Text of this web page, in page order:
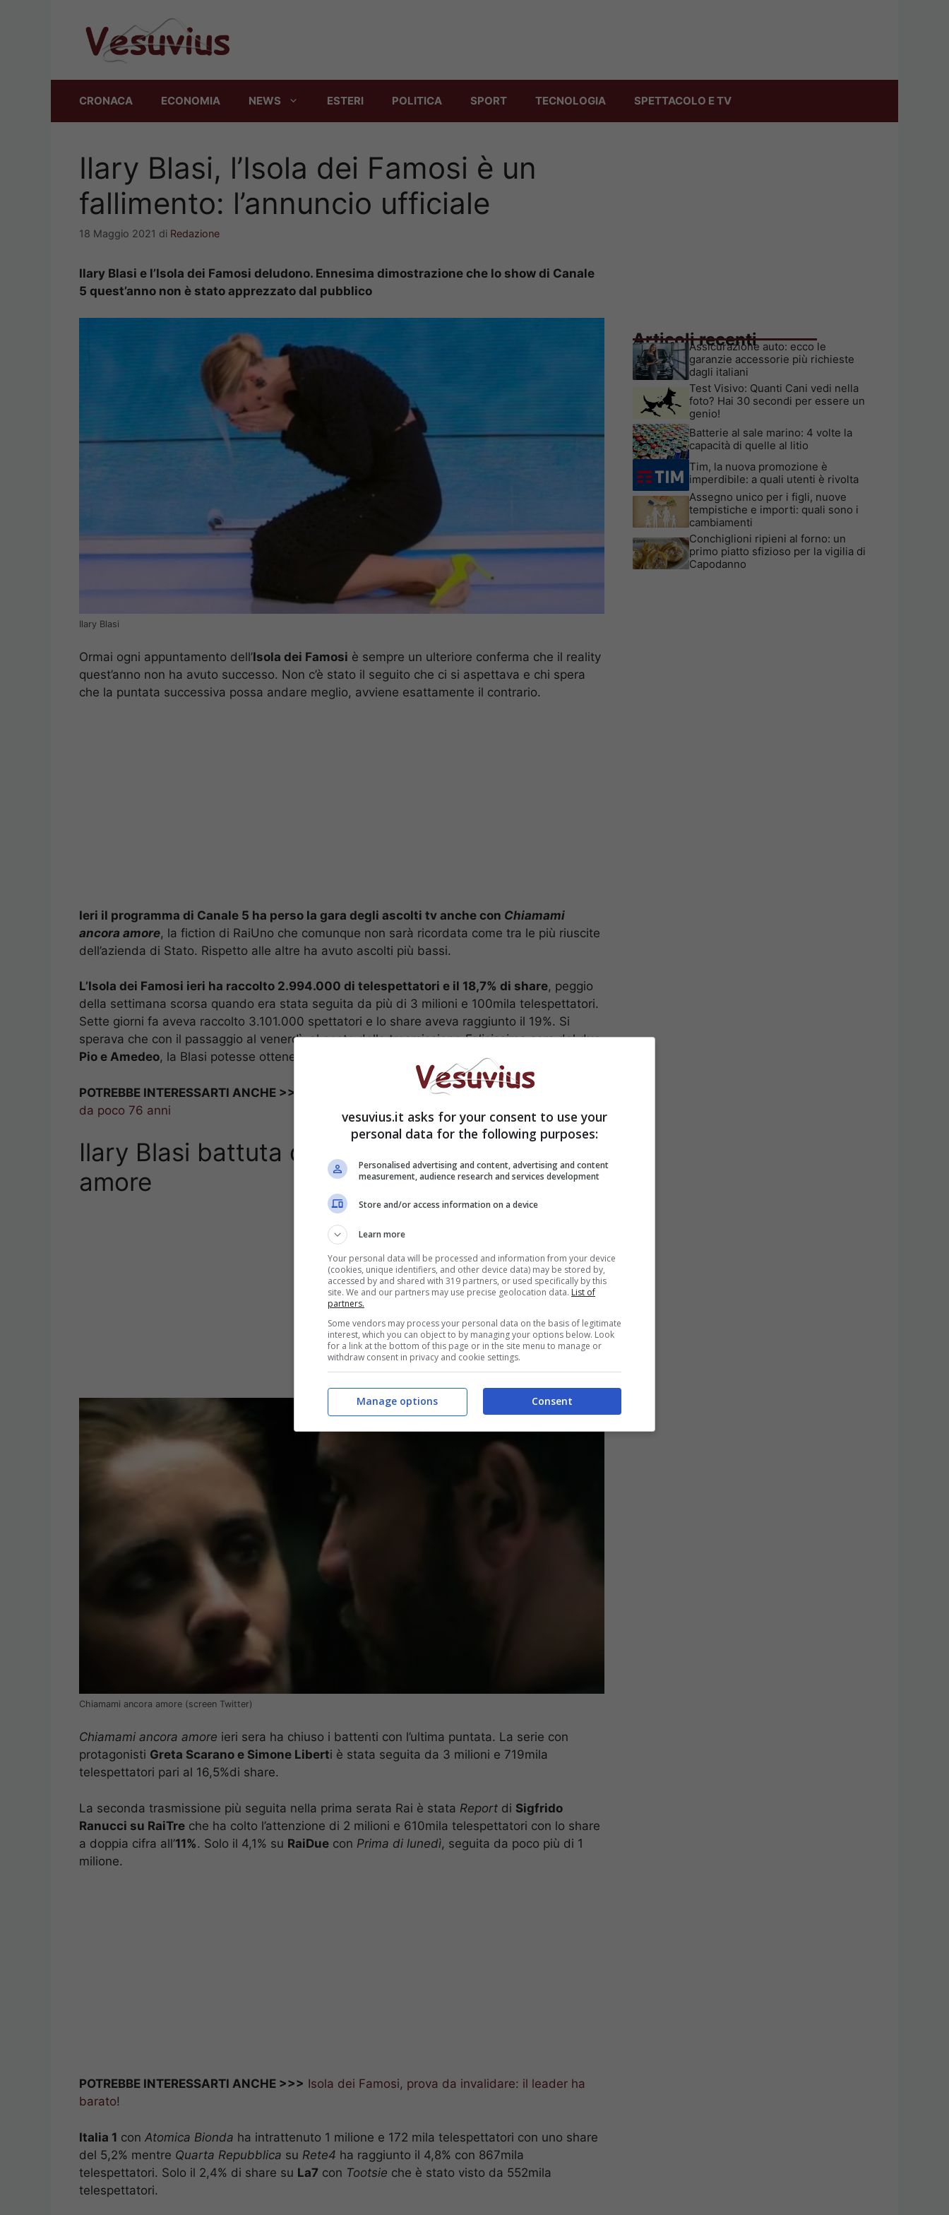
CRONACA ECONOMIA NEWS ESTERI POLITICA SPORT TECNOLOGIA SPETTACOLO E TV
Ilary Blasi, l’Isola dei Famosi è un
fallimento: l’annuncio ufficiale
18 Maggio 2021 di Redazione
Ilary Blasi e l’Isola dei Famosi deludono. Ennesima dimostrazione che lo show di Canale
5 quest’anno non è stato apprezzato dal pubblico
Ilary Blasi
Ormai ogni appuntamento dell’Isola dei Famosi è sempre un ulteriore conferma che il reality
quest’anno non ha avuto successo. Non c’è stato il seguito che ci si aspettava e chi spera
che la puntata successiva possa andare meglio, avviene esattamente il contrario.
Ieri il programma di Canale 5 ha perso la gara degli ascolti tv anche con Chiamami
ancora amore, la fiction di RaiUno che comunque non sarà ricordata come tra le più riuscite
dell’azienda di Stato. Rispetto alle altre ha avuto ascolti più bassi.
L’Isola dei Famosi ieri ha raccolto 2.994.000 di telespettatori e il 18,7% di share, peggio
della settimana scorsa quando era stata seguita da più di 3 milioni e 100mila telespettatori.
Sette giorni fa aveva raccolto 3.101.000 spettatori e lo share aveva raggiunto il 19%. Si
sperava che con il passaggio al venerdì, al posto della trasmissioneFelicissima seradel duo
Pio e Amedeo, la Blasi potesse ottenere qualche risultato in più ma così non è stato.
POTREBBE INTERESSARTI ANCHE >>>
Morto Franco Battiato, il Maestro aveva compiuto
da poco 76 anni
Ilary Blasi battuta da Chiamami ancora
amore
Chiamami ancora amore (screen Twitter)
Chiamami ancora amore ieri sera ha chiuso i battenti con l’ultima puntata. La serie con
protagonisti Greta Scarano e Simone Liberti è stata seguita da 3 milioni e 719mila
telespettatori pari al 16,5%di share.
La seconda trasmissione più seguita nella prima serata Rai è stata Report di Sigfrido
Ranucci su RaiTre che ha colto l’attenzione di 2 milioni e 610mila telespettatori con lo share
a doppia cifra all’11%. Solo il 4,1% su RaiDue con Prima di lunedì, seguita da poco più di 1
milione.
POTREBBE INTERESSARTI ANCHE >>> Isola dei Famosi, prova da invalidare: il leader ha
barato!
Italia 1 con Atomica Bionda ha intrattenuto 1 milione e 172 mila telespettatori con uno share
del 5,2% mentre Quarta Repubblica su Rete4 ha raggiunto il 4,8% con 867mila
telespettatori. Solo il 2,4% di share su La7 con Tootsie che è stato visto da 552mila
telespettatori.
Articoli recenti
Assicurazione auto: ecco le
garanzie accessorie più richieste
dagli italiani
Test Visivo: Quanti Cani vedi nella
foto? Hai 30 secondi per essere un
genio!
Batterie al sale marino: 4 volte la
capacità di quelle al litio
Tim, la nuova promozione è
imperdibile: a quali utenti è rivolta
Assegno unico per i figli, nuove
tempistiche e importi: quali sono i
cambiamenti
Conchiglioni ripieni al forno: un
primo piatto sfizioso per la vigilia di
Capodanno
vesuvius.it asks for your consent to use your
personal data for the following purposes:
Personalised advertising and content, advertising and content
measurement, audience research and services development
Store and/or access information on a device
Learn more
Your personal data will be processed and information from your device
(cookies, unique identifiers, and other device data) may be stored by,
accessed by and shared with 319 partners, or used specifically by this
site. We and our partners may use precise geolocation data. List of
partners.
Some vendors may process your personal data on the basis of legitimate
interest, which you can object to by managing your options below. Look
for a link at the bottom of this page or in the site menu to manage or
withdraw consent in privacy and cookie settings.
Consent
Manage options